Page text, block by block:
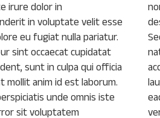
irure dolor in
in voluptate velit esse
eu fugiat nulla pariatur.
sint occaecat cupidatat
sunt in culpa qui officia
mollit anim id est laborum.
unde omnis iste
sit voluptatem